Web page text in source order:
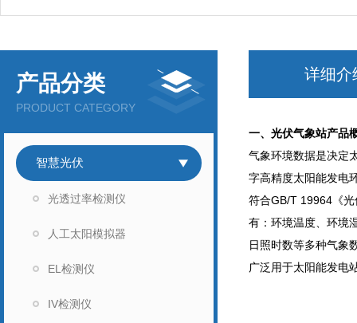
产品分类
PRODUCT CATEGORY
智慧光伏
光透过率检测仪
人工太阳模拟器
EL检测仪
IV检测仪
详细介
一、 光伏气象站产品
气象环境数据是决定
字高精度太阳能发电
符合GB/T 19964《
有：环境温度、环境
日照时数等多种气象
广泛用于太阳能发电